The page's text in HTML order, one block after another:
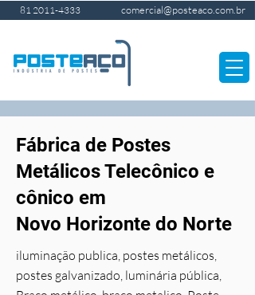
81 2011-4333 comercial@posteaco.com.br
Fábrica de Postes
Metálicos Telecônico e
cônico em
Novo Horizonte do Norte
iluminação publica, postes metálicos,
postes galvanizado, luminária pública,